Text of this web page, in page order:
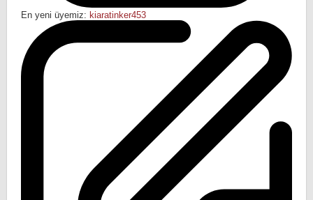
En yeni üyemiz: kiaratinker453